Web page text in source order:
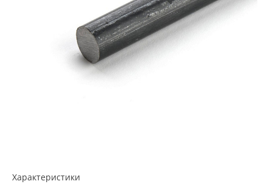
Характеристики